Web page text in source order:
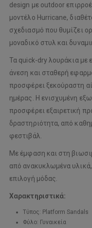
design με outdoor
μοντέλο Hurricane,
σχεδιασμό που θυμίζει
μοναδικό στυλ και
Τα quick-dry λουράκια με
άνεση και σταθερή
προσφέρει ξεκούραστη
ημέρας. Η ενισχυμένη
προσφέρει εξαιρετική
δραστηριότητα, από
φεστιβάλ.
Με έμφαση και στη
από ανακυκλωμένα
επιλογή μόδας.
Χαρακτηριστικά:
Τύπος: Platform Sandals
Φύλο: Γυναικεία